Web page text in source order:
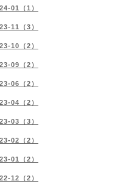
01（1）
11（3）
10（2）
09（2）
06（2）
04（2）
03（3）
02（2）
01（2）
12（2）